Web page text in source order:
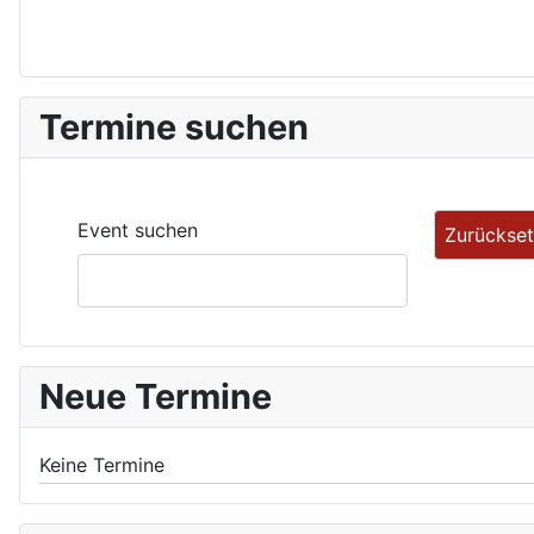
Termine suchen
Event suchen
Neue Termine
Keine Termine